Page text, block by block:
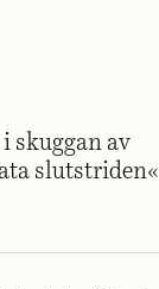
i skuggan av
slutstriden«